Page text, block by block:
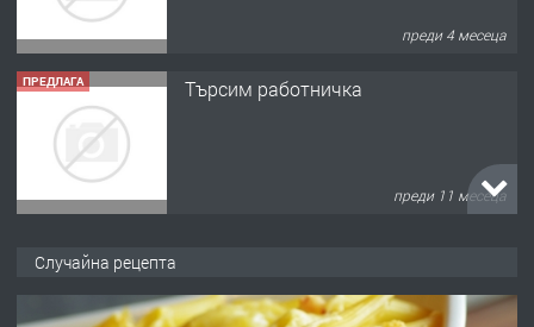
преди 4 месеца
ПРЕДЛАГА Търсим работничка
преди 11 месеца
Случайна рецепта